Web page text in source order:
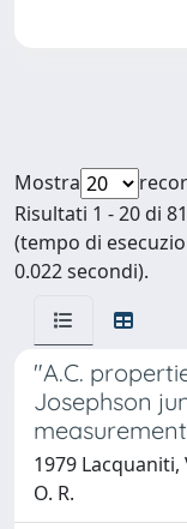
Mostra
Risultati 1 - 20 di 81
(tempo di
0.022 secondi).
"A.C.
Josephson
1979 Lacquaniti,
O. R.